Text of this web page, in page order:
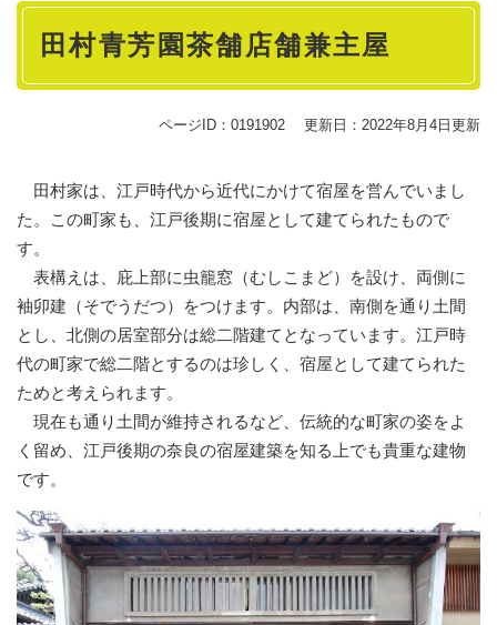
本
田村青芳園茶舗店舗兼主屋
ページID：0191902 更新日：2022年8月4日更新
田村家は、江戸時代から近代にかけて宿屋を営んでいまし
た。この町家も、江戸後期に宿屋として建てられたもので
す。
表構えは、庇上部に虫籠窓（むしこまど）を設け、両側に
袖卯建（そでうだつ）をつけます。内部は、南側を通り土間
とし、北側の居室部分は総二階建てとなっています。江戸時
代の町家で総二階とするのは珍しく、宿屋として建てられた
ためと考えられます。
現在も通り土間が維持されるなど、伝統的な町家の姿をよ
く留め、江戸後期の奈良の宿屋建築を知る上でも貴重な建物
です。